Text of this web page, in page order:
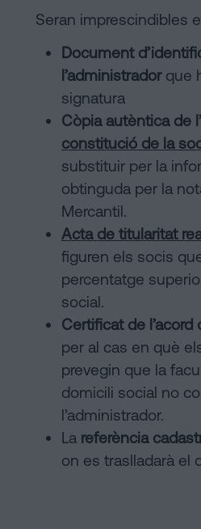
Seran imprescindibles
Document
l’administradorque
signatura
Còpia autèntica de l’
constitució de la
substituir per la
obtinguda per la
Mercantil.
Acta de titularitat
figuren els socis
percentatge
social.
Certificat de l’acord
per al cas en què
prevegin que la
domicili social no
l’administrador.
La referència
on es traslladarà el